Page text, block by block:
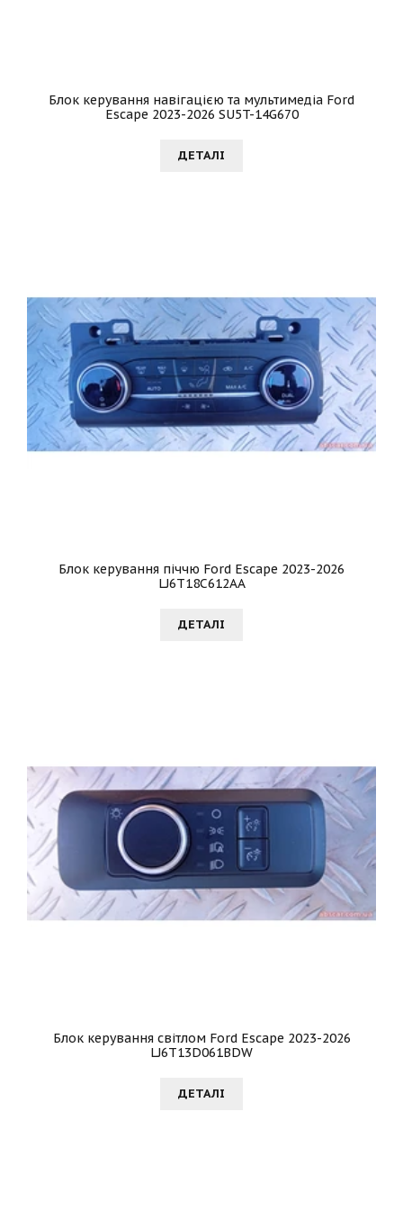
Блок керування навігацією та мультимедіа Ford
Escape 2023-2026 SU5T-14G670
ДЕТАЛI
Блок керування піччю Ford Escape 2023-2026
LJ6T18C612AA
ДЕТАЛI
Блок керування світлом Ford Escape 2023-2026
LJ6T13D061BDW
ДЕТАЛI